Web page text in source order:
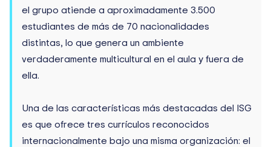
el grupo atiende a aproximadamente 3.500
estudiantes de más de 70 nacionalidades
distintas, lo que genera un ambiente
verdaderamente multicultural en el aula y fuera de
ella.
Una de las características más destacadas del ISG
es que ofrece tres currículos reconocidos
internacionalmente bajo una misma organización: el